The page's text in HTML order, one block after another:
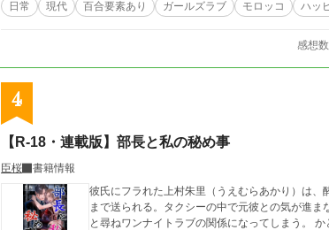
日常 現代 百合要素あり ガールズラブ モロッコ ハッ
感想
4
【R-18・連載版】部長と私の秘め事
臣桜
書籍情報
彼氏にフラれた上村朱里（うえむらあかり）は
まで送られる。タクシーの中で元彼との気が進
と尋ねワンナイトラブの関係になってしまう。